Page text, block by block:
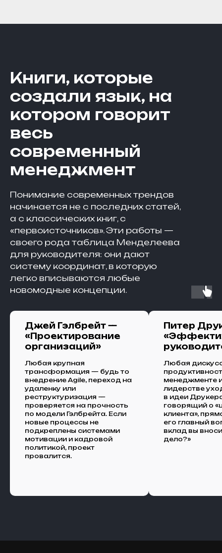
Книги, которые
создали язык, на
котором говорит
весь
современный
менеджмент
Понимание современных трендов
начинается не с последних статей,
а с классических книг, с
«первоисточников». Эти работы —
своего рода таблица Менделеева
для руководителя: они дают
систему координат, в которую
легко вписываются любые
новомодные концепции.
Джей Гэлбрейт —
«Проектирование
организаций»
Любая крупная
трансформация — будь то
внедрение Agile, переход на
удаленку или
реструктуризация —
проверяется на прочность
по модели Гэлбрейта. Если
новые процессы не
подкреплены системами
мотивации и кадровой
политикой, проект
провалится.
Питер
Любая
менеджменте
лидерстве
в идеи
говорящий о
клиента»,
его главный
вклад вы
дело?»